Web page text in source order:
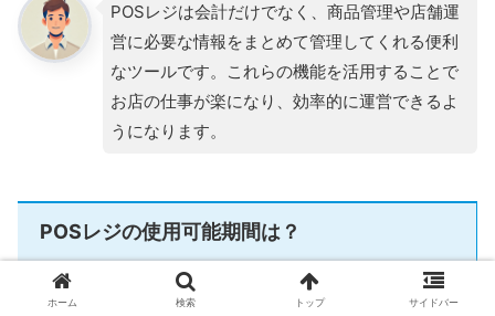
POSレジは会計だけでなく、商品管理や店舗運
営に必要な情報をまとめて管理してくれる便利
なツールです。これらの機能を活用することで
お店の仕事が楽になり、効率的に運営できるよ
うになります。
POSレジの使用可能期間は？
POSレジの法定耐用年数は とされています。これは税務上
ホーム 検索 トップ サイドバー